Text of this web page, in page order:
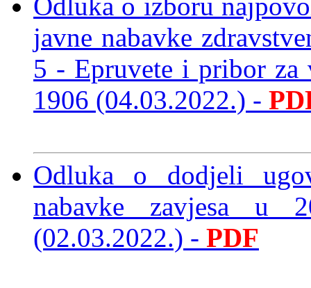
javne nabavke
5 - Epruvete i pribor
1906 (04.03.2022.) -
Odluka o dodjeli
nabavke zavjesa
(02.03.2022.) - PDF